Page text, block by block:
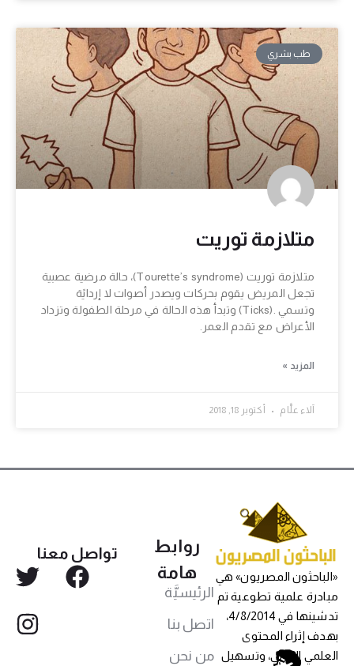
طب بشري
متلازمة توريت
متلازمة توريت (Tourette’s syndrome)، حالة مرضية عصبية
تجعل المريض يقوم بحركات ويصدر أصوات لا إردايًة
وتسمي .(Ticks) وتبدأ هذه الحالة في مرحلة الطفولة وتزداد
الأعراض مع تقدم العمر.
المزيد »
آلاء علَّام أكتوبر 18, 2018
«الباحثون المصريون» هي
مبادرة علمية تطوعية تم
تدشينها في 4/8/2014،
بهدف إثراء المحتوى
العلمي العربي، وتسهيل
روابط
هامة
الرئيسيَّة
اتصل بنا
من نحن
تواصل معنا